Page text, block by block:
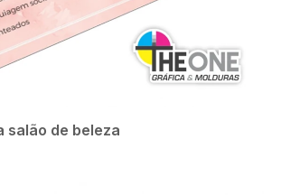
salão de beleza